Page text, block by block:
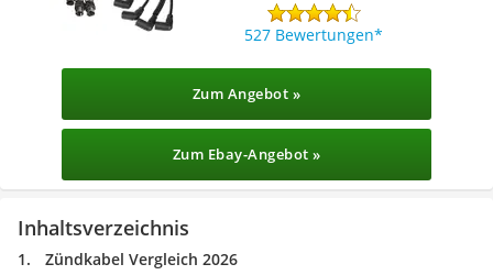
527 Bewertungen
Zum Angebot »
Zum Ebay-Angebot »
Inhaltsverzeichnis
Zündkabel Vergleich 2026